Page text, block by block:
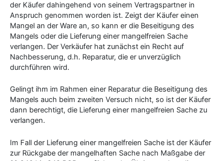
der Käufer dahingehend von seinem Vertragspartner in
Anspruch genommen worden ist. Zeigt der Käufer einen
Mangel an der Ware an, so kann er die Beseitigung des
Mangels oder die Lieferung einer mangelfreien Sache
verlangen. Der Verkäufer hat zunächst ein Recht auf
Nachbesserung, d.h. Reparatur, die er unverzüglich
durchführen wird.
Gelingt ihm im Rahmen einer Reparatur die Beseitigung des
Mangels auch beim zweiten Versuch nicht, so ist der Käufer
dann berechtigt, die Lieferung einer mangelfreien Sache zu
verlangen.
Im Fall der Lieferung einer mangelfreien Sache ist der Käufer
zur Rückgabe der mangelhaften Sache nach Maßgabe der